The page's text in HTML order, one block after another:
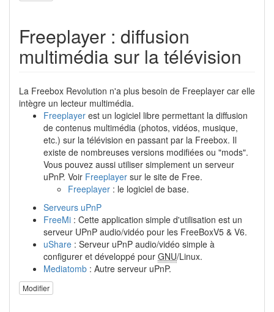
Freeplayer : diffusion
multimédia sur la télévision
La Freebox Revolution n'a plus besoin de Freeplayer car elle
intègre un lecteur multimédia.
Freeplayer est un logiciel libre permettant la diffusion
de contenus multimédia (photos, vidéos, musique,
etc.) sur la télévision en passant par la Freebox. Il
existe de nombreuses versions modifiées ou "mods".
Vous pouvez aussi utiliser simplement un serveur
uPnP. Voir Freeplayer sur le site de Free.
Freeplayer : le logiciel de base.
Serveurs uPnP
FreeMi : Cette application simple d'utilisation est un
serveur UPnP audio/vidéo pour les FreeBoxV5 & V6.
uShare : Serveur uPnP audio/vidéo simple à
configurer et développé pour GNU/Linux.
Mediatomb : Autre serveur uPnP.
Modifier